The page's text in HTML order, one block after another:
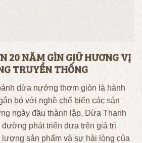
20 NĂM GÌN GIỮ HƯƠNG VỊ
TRUYỀN THỐNG
dừa nướng thơm giòn là hành
bó với nghề chế biến các sản
ngày đầu thành lập, Dừa Thanh
phát triển dựa trên giá trị
lượng sản phẩm và sự hài lòng của